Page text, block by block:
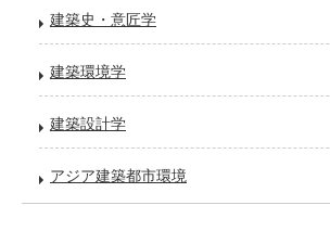
建築史・意匠学
建築環境学
建築設計学
アジア建築都市環境